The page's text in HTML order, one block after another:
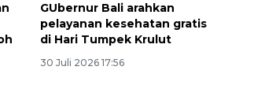
GUbernur Bali arahkan
pelayanan kesehatan gratis
di Hari Tumpek Krulut
30 Juli 2026 17:56